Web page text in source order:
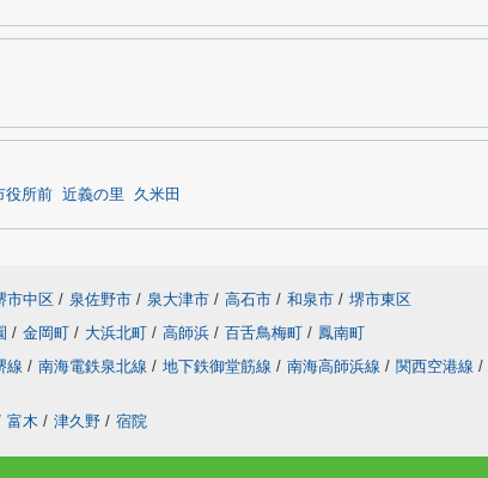
役所前 近義の里 久米田
市中区 / 泉佐野市 / 泉大津市 / 高石市 / 和泉市 / 堺市東区
/ 金岡町 / 大浜北町 / 高師浜 / 百舌鳥梅町 / 鳳南町
線 / 南海電鉄泉北線 / 地下鉄御堂筋線 / 南海高師浜線 / 関西空港線 /
富木 / 津久野 / 宿院